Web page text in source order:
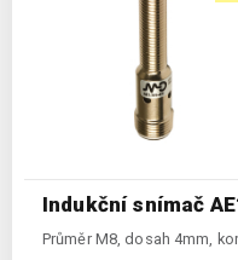
Indukční snímač
Průměr M8, dosah 4mm,